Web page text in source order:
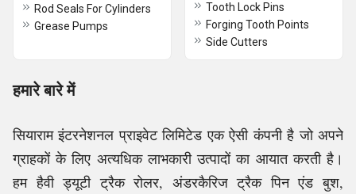
Rod Seals For Cylinders
Grease Pumps
Tooth Lock Pins
Forging Tooth Points
Side Cutters
हमारे बारे में
सियाराम इंटरनेशनल प्राइवेट लिमिटेड एक ऐसी कंपनी है जो अपने
ग्राहकों के लिए अत्यधिक लाभकारी उत्पादों का आयात करती है।
हम हैवी ड्यूटी ट्रैक रोलर, अंडरकैरिज ट्रैक पिन एंड बुश,